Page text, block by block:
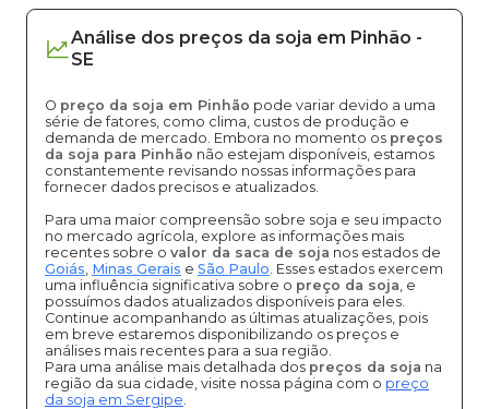
Análise dos preços da soja em Pinhão -
SE
O preço da soja em Pinhão pode variar devido a uma
série de fatores, como clima, custos de produção e
demanda de mercado. Embora no momento os preços
da soja para Pinhão não estejam disponíveis, estamos
constantemente revisando nossas informações para
fornecer dados precisos e atualizados.
Para uma maior compreensão sobre soja e seu impacto
no mercado agrícola, explore as informações mais
recentes sobre o valor da saca de soja nos estados de
Goiás, Minas Gerais e São Paulo. Esses estados exercem
uma influência significativa sobre o preço da soja, e
possuímos dados atualizados disponíveis para eles.
Continue acompanhando as últimas atualizações, pois
em breve estaremos disponibilizando os preços e
análises mais recentes para a sua região.
Para uma análise mais detalhada dos preços da soja na
região da sua cidade, visite nossa página com o preço
da soja em Sergipe.